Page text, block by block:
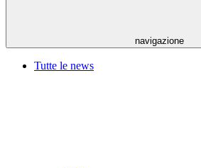
navigazione
Tutte le news